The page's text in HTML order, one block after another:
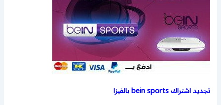
تجديد اشتراك bein sports بالفيزا